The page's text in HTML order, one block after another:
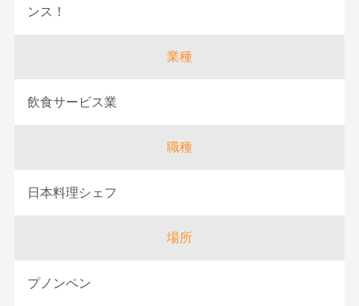
ンス！
業種
飲食サービス業
職種
日本料理シェフ
場所
プノンペン